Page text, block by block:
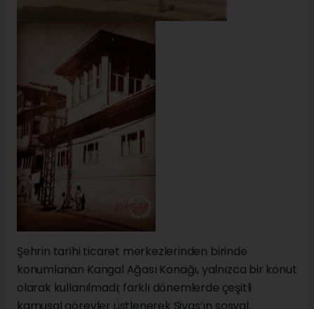
Şehrin tarihi ticaret merkezlerinden birinde
konumlanan Kangal Ağası Konağı, yalnızca bir konut
olarak kullanılmadı; farklı dönemlerde çeşitli
kamusal görevler üstlenerek Sivas’ın sosyal,